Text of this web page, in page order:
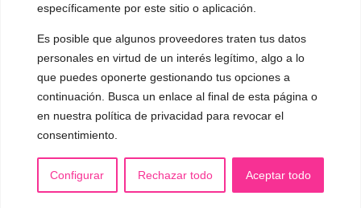
específicamente por este sitio o aplicación.
Es posible que algunos proveedores traten tus datos
personales en virtud de un interés legítimo, algo a lo
que puedes oponerte gestionando tus opciones a
continuación. Busca un enlace al final de esta página o
en nuestra política de privacidad para revocar el
consentimiento.
Configurar Rechazar todo Aceptar todo
CONTACTO Y CITAS
Pide tu CITA ONLINE
WhatsApp :+34 625 14 46 47